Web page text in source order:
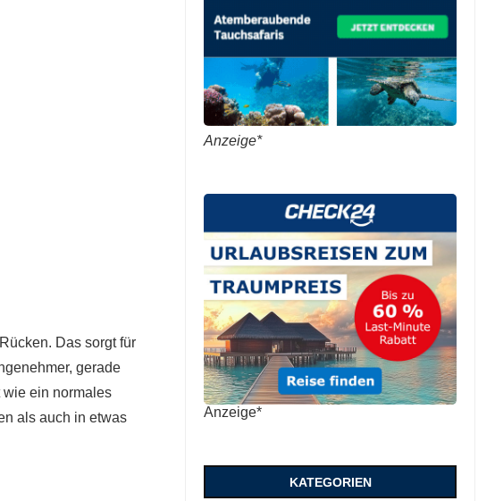
Das sorgt für
gerade
wie ein normales
als auch in etwas
Anzeige*
Anzeige*
KATEGORIEN